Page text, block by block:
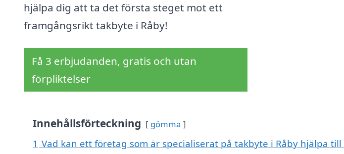
hjälpa dig att ta det första steget mot ett
framgångsrikt takbyte i Råby!
Få 3 erbjudanden, gratis och utan
förpliktelser
Innehållsförteckning gömma
1 Vad kan ett företag som är specialiserat på takbyte i Råby hjälpa till